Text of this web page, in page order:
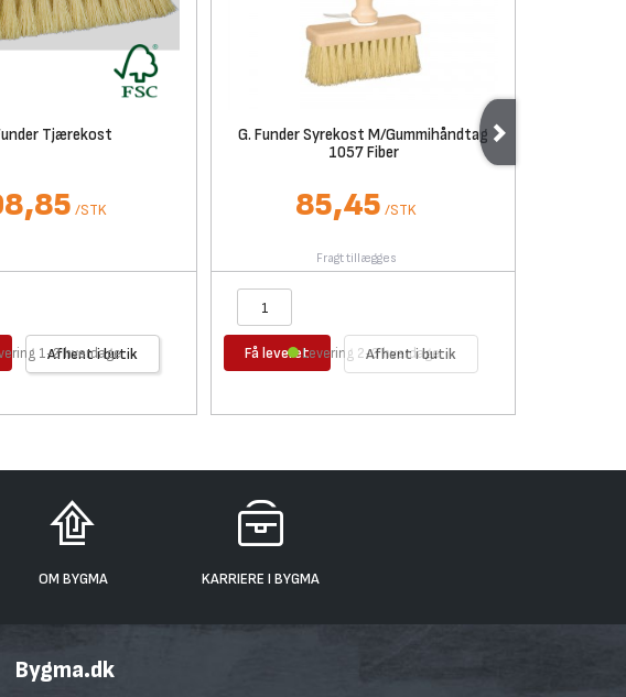
Tjærekost
/STK
Afhent i butik
1-2 hverdage
G. Funder Syrekost M/Gummihåndtag
1057 Fiber
85,45 /STK
Fragt tillægges
Få leveret Afhent i butik
Levering 2-3 hverdage
OM BYGMA KARRIERE I BYGMA
Bygma.dk